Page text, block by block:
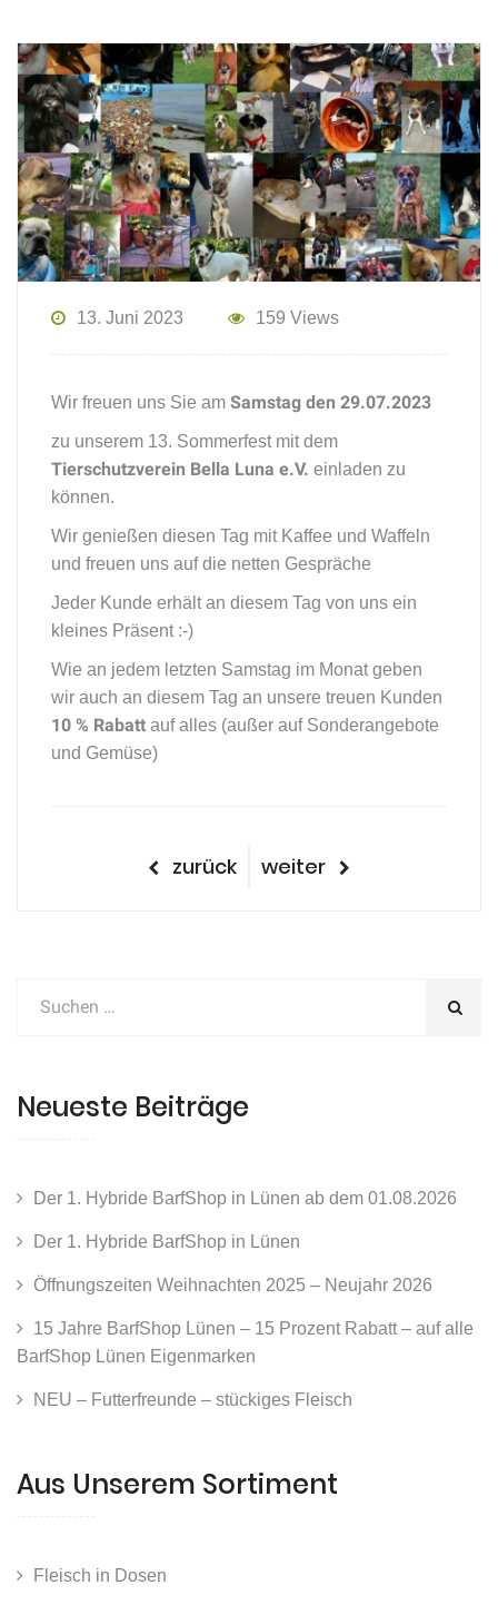
13. Juni 2023 159 Views
Wir freuen uns Sie am Samstag den 29.07.2023
zu unserem 13. Sommerfest mit dem
Tierschutzverein Bella Luna e.V. einladen zu
können.
Wir genießen diesen Tag mit Kaffee und Waffeln
und freuen uns auf die netten Gespräche
Jeder Kunde erhält an diesem Tag von uns ein
kleines Präsent :-)
Wie an jedem letzten Samstag im Monat geben
wir auch an diesem Tag an unsere treuen Kunden
10 % Rabatt auf alles (außer auf Sonderangebote
und Gemüse)
Beitragsnavigation
vorheriger
zurück
nächster
weiter
Neueste Beiträge
Der 1. Hybride BarfShop in Lünen ab dem 01.08.2026
Der 1. Hybride BarfShop in Lünen
Öffnungszeiten Weihnachten 2025 – Neujahr 2026
15 Jahre BarfShop Lünen – 15 Prozent Rabatt – auf alle
BarfShop Lünen Eigenmarken
NEU – Futterfreunde – stückiges Fleisch
Aus Unserem Sortiment
Fleisch in Dosen